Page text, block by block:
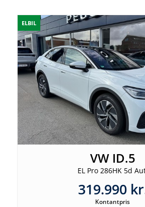
ELBIL
VW ID.5
EL Pro 286HK 5d
319.990
Kontantpris